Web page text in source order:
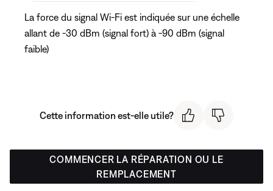
La force du signal Wi-Fi est indiquée sur une échelle
allant de -30 dBm (signal fort) à -90 dBm (signal
faible)
Cette information est-elle utile?
COMMENCER LA RÉPARATION OU LE
REMPLACEMENT